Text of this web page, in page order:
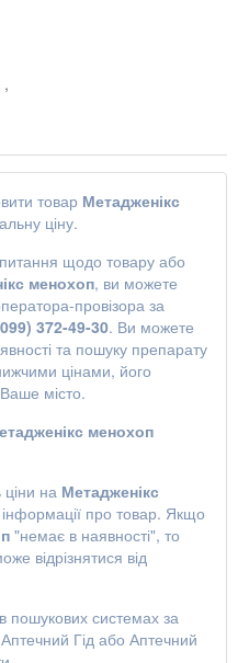
,
товар Метадженікс
ціну.
щодо товару або
менохоп, ви можете
провізора за
372-49-30. Ви можете
та пошуку препарату
цінами, його
Ваше місто.
менохоп
ціни на Метадженікс
про товар. Якщо
"немає в наявності", то
відрізнятися від
пошукових системах за
Гід або Аптечний